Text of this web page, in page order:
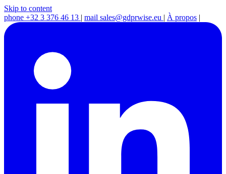
Skip to content
phone +32 3 376 46 13 | mail sales@gdprwise.eu | À propos |